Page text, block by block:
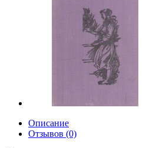
Описание
Отзывов (0)